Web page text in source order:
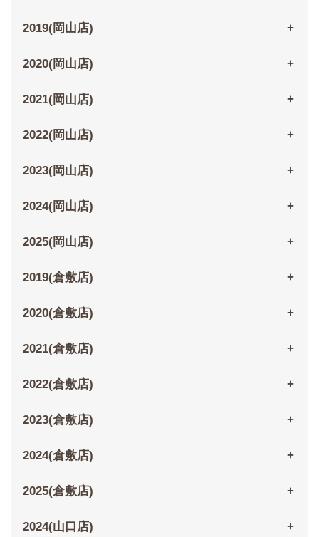
2019(岡山店)
2020(岡山店)
2021(岡山店)
2022(岡山店)
2023(岡山店)
2024(岡山店)
2025(岡山店)
2019(倉敷店)
2020(倉敷店)
2021(倉敷店)
2022(倉敷店)
2023(倉敷店)
2024(倉敷店)
2025(倉敷店)
2024(山口店)